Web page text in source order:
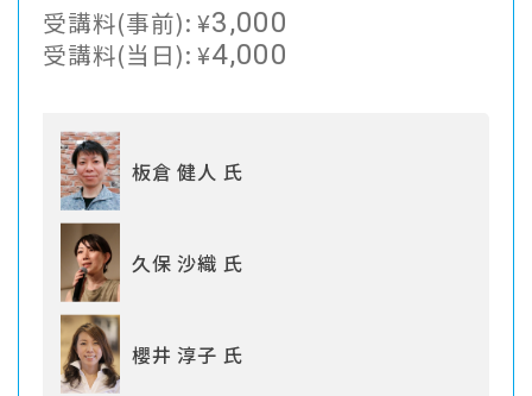
受講料(事前):¥3,000
受講料(当日):¥4,000
板倉 健人 氏
久保 沙織 氏
櫻井 淳子 氏